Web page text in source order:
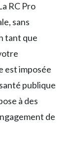
RC Pro
sans
tant que
est imposée
publique
à des
de